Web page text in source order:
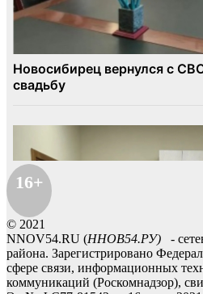
16+
© 2021
NNOV54.RU (ННОВ54.РУ) -
района. Зарегистрировано
сфере связи, информационных
коммуникаций (Роскомнадзор),